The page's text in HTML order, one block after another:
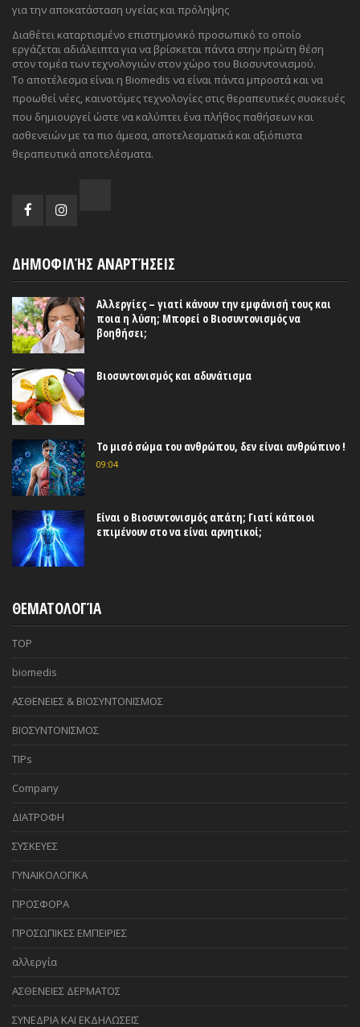
για την αποκατάσταση υγείας και πρόληψης
Διαθέτει καταρτισμένο επιστημονικό προσωπικό το οποίο
εργάζεται αδιάλειπτα για να βρίσκεται πάντα στην πρώτη θέση
στον τομέα των τεχνολογιών στον χώρο του Βιοσυντονισμού.
Το αποτέλεσμα είναι η Biomedis να είναι πάντα μπροστά και να
προωθεί νέες, καινοτόμες τεχνολογίες στις θεραπευτικές συσκευές
που δημιουργεί ώστε να καλύπτει ένα πλήθος παθήσεων και
ασθενειών με τα πιο άμεσα, αποτελεσματικά και αξιόπιστα
θεραπευτικά αποτελέσματα.
ΔΗΜΟΦΙΛΉΣ ΑΝΑΡΤΉΣΕΙΣ
Αλλεργίες – γιατί κάνουν την εμφάνισή τους και
ποια η λύση; Μπορεί ο Βιοσυντονισμός να
βοηθήσει;
Βιοσυντονισμός και αδυνάτισμα
Το μισό σώμα του ανθρώπου, δεν είναι ανθρώπινο !
09:04
Είναι ο Βιοσυντονισμός απάτη; Γιατί κάποιοι
επιμένουν στο να είναι αρνητικοί;
ΘΕΜΑΤΟΛΟΓΊΑ
TOP
biomedis
ΑΣΘΕΝΕΙΕΣ & ΒΙΟΣΥΝΤΟΝΙΣΜΟΣ
ΒΙΟΣΥΝΤΟΝΙΣΜΟΣ
TIPs
Company
ΔΙΑΤΡΟΦΗ
ΣΥΣΚΕΥΕΣ
ΓΥΝΑΙΚΟΛΟΓΙΚΑ
ΠΡΟΣΦΟΡΑ
ΠΡΟΣΩΠΙΚΕΣ ΕΜΠΕΙΡΙΕΣ
αλλεργία
ΑΣΘΕΝΕΙΕΣ ΔΕΡΜΑΤΟΣ
ΣΥΝΕΔΡΙΑ ΚΑΙ ΕΚΔΗΛΩΣΕΙΣ